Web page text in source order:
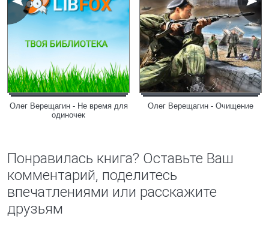
Олег Верещагин - Не время для
одиночек
Олег Верещагин - Очищение
Понравилась книга? Оставьте Ваш
комментарий, поделитесь
впечатлениями или расскажите
друзьям